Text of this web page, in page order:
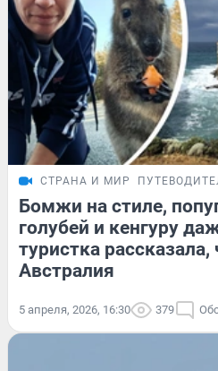
СТРАНА И МИР
Бомжи на стиле,
голубей и кенгуру
туристка
Австралия
5 апреля, 2026, 16:30 379